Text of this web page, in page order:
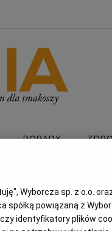
PORADY
Wyborcza sp. z o.o.
spółką powiązaną z
identyfikatory plików